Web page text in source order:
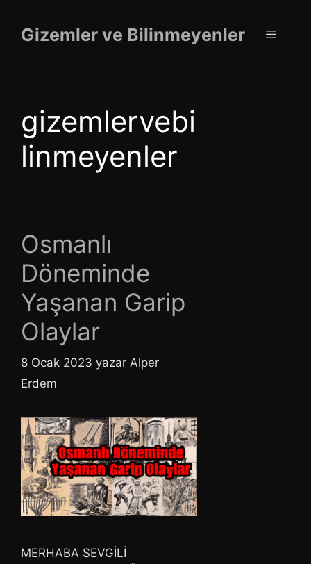
Gizemler ve Bilinmeyenler Menü
gizemlervebi
linmeyenler
Osmanlı
Döneminde
Yaşanan Garip
Olaylar
8 Ocak 2023 yazar Alper
Erdem
MERHABA SEVGİLİ